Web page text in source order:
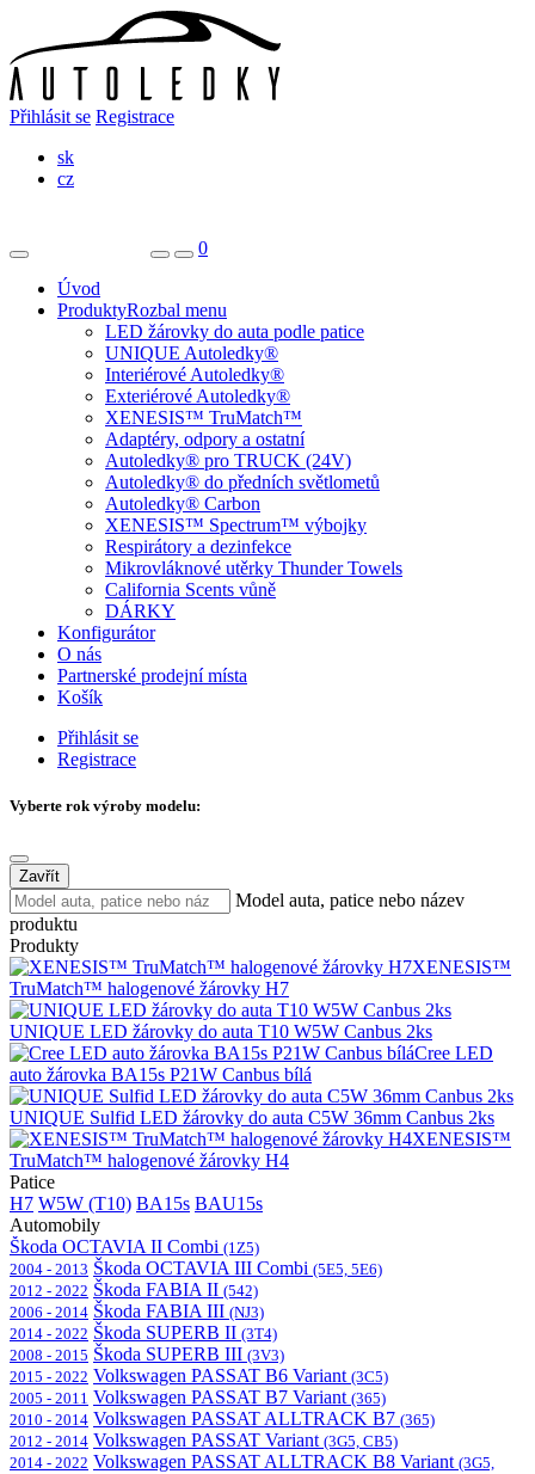
Přihlásit se Registrace
sk
cz
0
Úvod
ProduktyRozbal menu
LED žárovky do auta podle patice
UNIQUE Autoledky®
Interiérové Autoledky®
Exteriérové Autoledky®
XENESIS™ TruMatch™
Adaptéry, odpory a ostatní
Autoledky® pro TRUCK (24V)
Autoledky® do předních světlometů
Autoledky® Carbon
XENESIS™ Spectrum™ výbojky
Respirátory a dezinfekce
Mikrovláknové utěrky Thunder Towels
California Scents vůně
DÁRKY
Konfigurátor
O nás
Partnerské prodejní místa
Košík
Přihlásit se
Registrace
Vyberte rok výroby modelu:
Zavřít
Model auta, patice nebo název
produktu
Produkty
XENESIS™
TruMatch™ halogenové žárovky H7
UNIQUE LED žárovky do auta T10 W5W Canbus 2ks
Cree LED
auto žárovka BA15s P21W Canbus bílá
UNIQUE Sulfid LED žárovky do auta C5W 36mm Canbus 2ks
XENESIS™
TruMatch™ halogenové žárovky H4
Patice
H7 W5W (T10) BA15s BAU15s
Automobily
Škoda OCTAVIA II Combi (1Z5)
2004 - 2013 Škoda OCTAVIA III Combi (5E5, 5E6)
2012 - 2022 Škoda FABIA II (542)
2006 - 2014 Škoda FABIA III (NJ3)
2014 - 2022 Škoda SUPERB II (3T4)
2008 - 2015 Škoda SUPERB III (3V3)
2015 - 2022 Volkswagen PASSAT B6 Variant (3C5)
2005 - 2011 Volkswagen PASSAT B7 Variant (365)
2010 - 2014 Volkswagen PASSAT ALLTRACK B7 (365)
2012 - 2014 Volkswagen PASSAT Variant (3G5, CB5)
2014 - 2022 Volkswagen PASSAT ALLTRACK B8 Variant (3G5,